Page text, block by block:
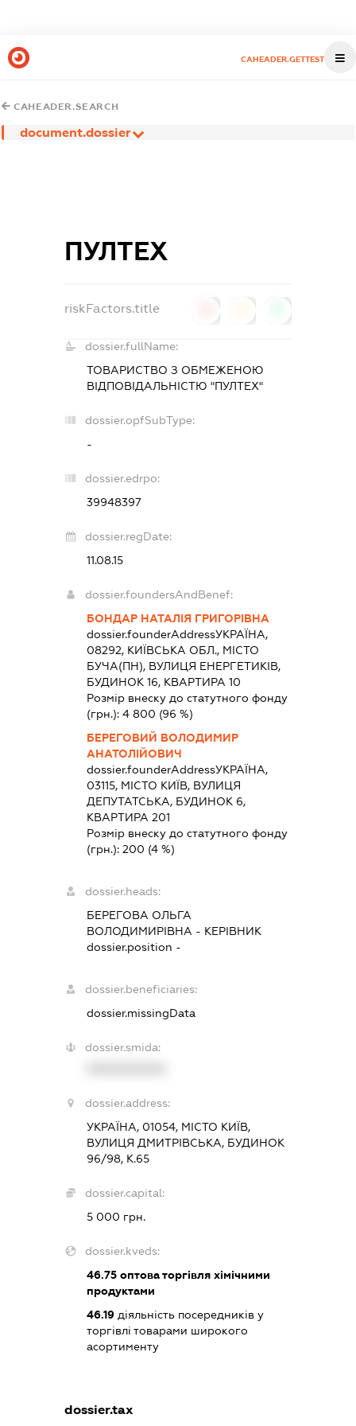
CAHEADER.GETTEST
CAHEADER.SEARCH
document.dossier
ПУЛТЕХ
riskFactors.title
dossier.fullName:
ТОВАРИСТВО З ОБМЕЖЕНОЮ
ВІДПОВІДАЛЬНІСТЮ "ПУЛТЕХ"
dossier.opfSubType:
-
dossier.edrpo:
39948397
dossier.regDate:
11.08.15
dossier.foundersAndBenef:
БОНДАР НАТАЛІЯ ГРИГОРІВНА
dossier.founderAddressУКРАЇНА,
08292, КИЇВСЬКА ОБЛ., МІСТО
БУЧА(ПН), ВУЛИЦЯ ЕНЕРГЕТИКІВ,
БУДИНОК 16, КВАРТИРА 10
Розмір внеску до статутного фонду
(грн.): 4 800 (96 %)
БЕРЕГОВИЙ ВОЛОДИМИР
АНАТОЛІЙОВИЧ
dossier.founderAddressУКРАЇНА,
03115, МІСТО КИЇВ, ВУЛИЦЯ
ДЕПУТАТСЬКА, БУДИНОК 6,
КВАРТИРА 201
Розмір внеску до статутного фонду
(грн.): 200 (4 %)
dossier.heads:
БЕРЕГОВА ОЛЬГА
ВОЛОДИМИРІВНА - КЕРІВНИК
dossier.position -
dossier.beneficiaries:
dossier.missingData
dossier.smida:
dossier.address:
УКРАЇНА, 01054, МІСТО КИЇВ,
ВУЛИЦЯ ДМИТРІВСЬКА, БУДИНОК
96/98, К.65
dossier.capital:
5 000 грн.
dossier.kveds:
46.75оптова торгівля хімічними
продуктами
46.19діяльність посередників у
торгівлі товарами широкого
асортименту
dossier.tax